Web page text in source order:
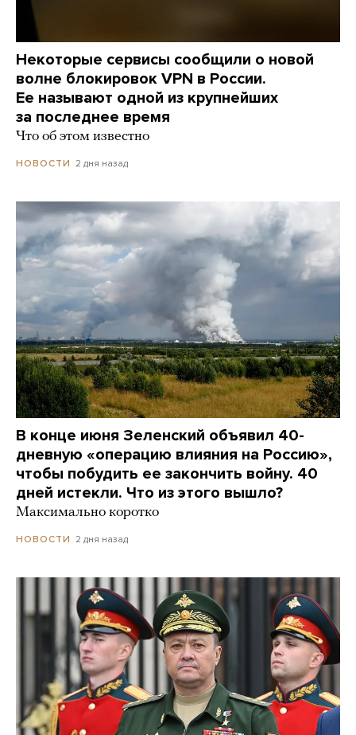
Некоторые сервисы сообщили о новой
волне блокировок VPN в России.
Ее называют одной из крупнейших
за последнее время
Что об этом известно
НОВОСТИ 2 дня назад
В конце июня Зеленский объявил 40-
дневную «операцию влияния на Россию»,
чтобы побудить ее закончить войну. 40
дней истекли. Что из этого вышло?
Максимально коротко
НОВОСТИ 2 дня назад